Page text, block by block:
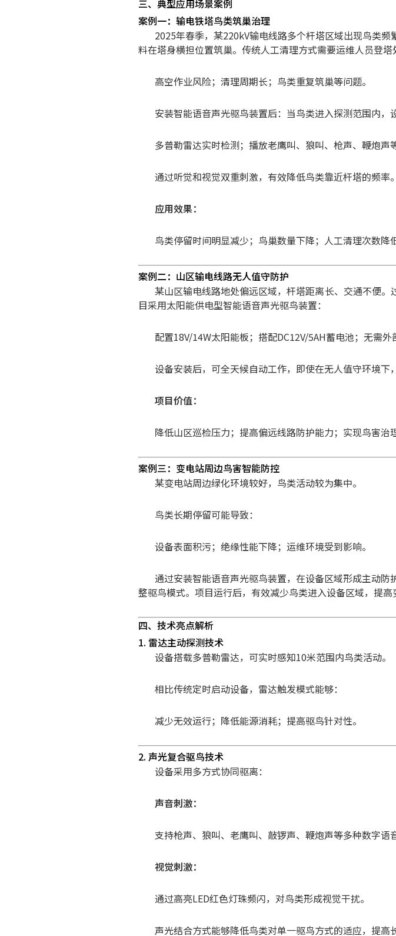
三、典型应用场景案例
案例一：输电铁塔鸟类筑巢治理
2025年春季，某220kV输电线路多个杆塔区域出现鸟类频
料在塔身横担位置筑巢。 传统人工清理方式需要运维人员登塔
高空作业风险； 清理周期长； 鸟类重复筑巢等问题。
安装智能语音声光驱鸟装置后： 当鸟类进入探测范围内，
多普勒雷达实时检测； 播放老鹰叫、狼叫、枪声、鞭炮声
通过听觉和视觉双重刺激，有效降低鸟类靠近杆塔的频率。
应用效果：
鸟类停留时间明显减少； 鸟巢数量下降； 人工清理次数降
案例二：山区输电线路无人值守防护
某山区输电线路地处偏远区域，杆塔距离长、交通不便。
目采用太阳能供电型智能语音声光驱鸟装置：
配置18V/14W太阳能板； 搭配DC12V/5AH蓄电池； 无需外
设备安装后，可全天候自动工作，即使在无人值守环境下
项目价值：
降低山区巡检压力； 提高偏远线路防护能力； 实现鸟害治
案例三：变电站周边鸟害智能防控
某变电站周边绿化环境较好，鸟类活动较为集中。
鸟类长期停留可能导致：
设备表面积污； 绝缘性能下降； 运维环境受到影响。
通过安装智能语音声光驱鸟装置，在设备区域形成主动防
整驱鸟模式。 项目运行后，有效减少鸟类进入设备区域，提高
四、技术亮点解析
1. 雷达主动探测技术
设备搭载多普勒雷达，可实时感知10米范围内鸟类活动。
相比传统定时启动设备，雷达触发模式能够：
减少无效运行； 降低能源消耗； 提高驱鸟针对性。
2. 声光复合驱鸟技术
设备采用多方式协同驱离：
声音刺激：
支持枪声、狼叫、老鹰叫、敲锣声、鞭炮声等多种数字语
视觉刺激：
通过高亮LED红色灯珠频闪，对鸟类形成视觉干扰。
声光结合方式能够降低鸟类对单一驱鸟方式的适应，提高